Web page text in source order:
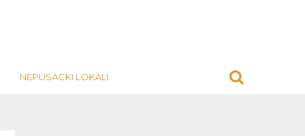
NEPUSACKI LOKALI